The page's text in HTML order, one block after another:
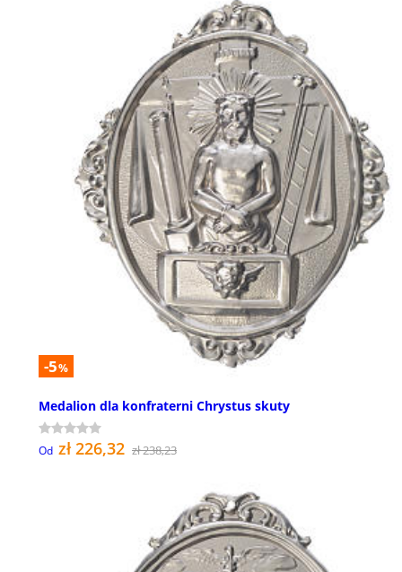
-5%
Medalion dla konfraterni Chrystus skuty
Od zł 226,32 zł 238,23